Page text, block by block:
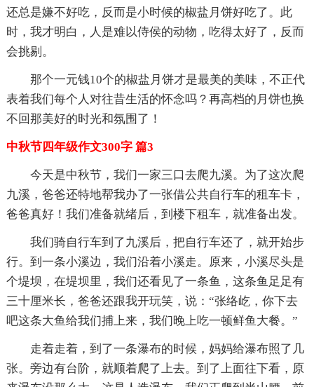
还总是嫌不好吃，反而是小时候的椒盐月饼好吃了。此
时，我才明白，人是难以侍侯的动物，吃得太好了，反而
会挑剔。
那个一元钱10个的椒盐月饼才是最美的美味，不正代
表着我们每个人对往昔生活的怀念吗？再高档的月饼也换
不回那美好的时光和氛围了！
中秋节四年级作文300字 篇3
今天是中秋节，我们一家三口去爬九溪。为了这次爬
九溪，爸爸还特地帮我办了一张借公共自行车的租车卡，
爸爸真好！我们准备就绪后，到楼下租车，就准备出发。
我们骑自行车到了九溪后，把自行车还了，就开始步
行。到一条小溪边，我们沿着小溪走。原来，小溪尽头是
个堤坝，在堤坝里，我们还看见了一条鱼，这条鱼足足有
三十厘米长，爸爸还跟我开玩笑，说：“张络屹，你下去
吧这条大鱼给我们捕上来，我们晚上吃一顿鲜鱼大餐。”
走着走着，到了一条瀑布的时候，妈妈给瀑布照了几
张。旁边有台阶，就顺着爬了上去。到了上面往下看，原